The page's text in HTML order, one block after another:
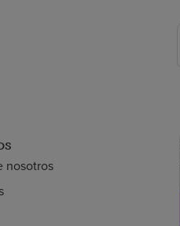
nosotros